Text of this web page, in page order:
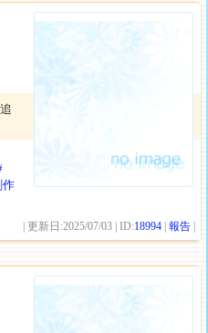
作
| 更新日:2025/07/03 | ID:18994 |報告